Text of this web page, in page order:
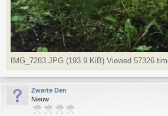
IMG_7283.JPG (193.9 KiB) Viewed 57326
Zwarte Den
Nieuw